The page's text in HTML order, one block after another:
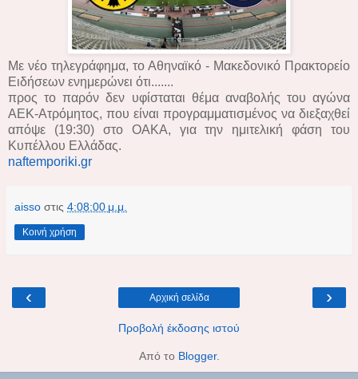
Με νέο τηλεγράφημα, το Αθηναϊκό - Μακεδονικό Πρακτορείο
Ειδήσεων ενημερώνει ότι.......
προς το παρόν δεν υφίσταται θέμα αναβολής του αγώνα
ΑΕΚ-Ατρόμητος, που είναι προγραμματισμένος να διεξαχθεί
απόψε (19:30) στο ΟΑΚΑ, για την ημιτελική φάση του
Κυπέλλου Ελλάδας.
naftemporiki.gr
aisso στις 4:08:00 μ.μ.
Κοινή χρήση
‹ ›
Αρχική σελίδα
Προβολή έκδοσης ιστού
Από το Blogger.